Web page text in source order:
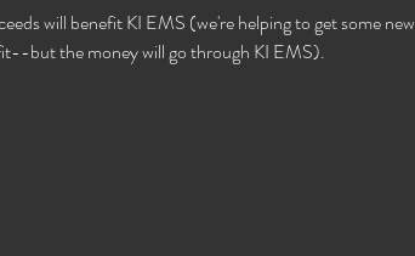
will benefit KI EMS (we're helping to get some
but the money will go through KI EMS).